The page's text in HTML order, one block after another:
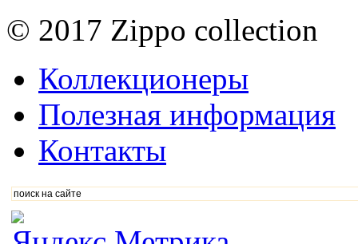
© 2017 Zippo collection
Коллекционеры
Полезная информация
Контакты